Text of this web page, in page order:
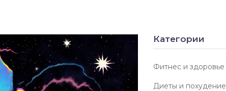
Категории
Фитнес и здоровье
Диеты и похудение